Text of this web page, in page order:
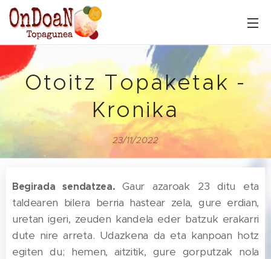
Otoitz Topaketak -
Kronika
23/11/2022
Begirada sendatzea.Gaur azaroak 23 ditu eta
taldearen bilera berria hastear zela, gure erdian,
uretan igeri, zeuden kandela eder batzuk erakarri
dute nire arreta. Udazkena da eta kanpoan hotz
egiten du; hemen, aitzitik, gure gorputzak nola